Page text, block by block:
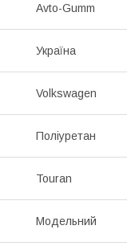
Avto-Gumm
Україна
Volkswagen
Поліуретан
Touran
Модельний